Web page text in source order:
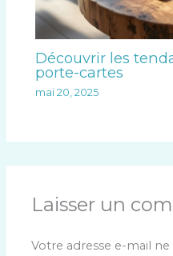
Découvrir les
porte-cartes
mai 20, 2025
Laisser un
Votre adresse e-mail ne